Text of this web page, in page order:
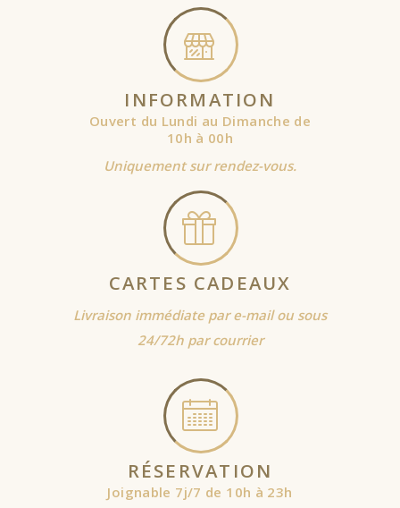
INFORMATION
Ouvert du Lundi au Dimanche de
10h à 00h
Uniquement sur rendez-vous.
CARTES CADEAUX
Livraison immédiate par e-mail ou sous
24/72h par courrier
RÉSERVATION
Joignable 7j/7 de 10h à 23h